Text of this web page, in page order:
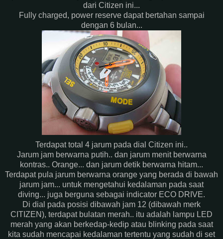
dari Citizen ini...
Fully charged, power reserve dapat bertahan sampai
dengan 6 bulan...
Terdapat total 4 jarum pada dial Citizen ini..
Jarum jam berwarna putih.. dan jarum menit berwarna
kontras.. Orange... dan jarum detik berwarna hitam...
Terdapat pula jarum berwarna orange yang berada di bawah
jarum jam... untuk mengetahui kedalaman pada saat
diving... juga berguna sebagai indicator ECO DRIVE.
Di dial pada posisi dibawah jam 12 (dibawah merk
CITIZEN), terdapat bulatan merah.. itu adalah lampu LED
merah yang akan berkedap-kedip atau blinking pada saat
kita sudah mencapai kedalaman tertentu yang sudah di set